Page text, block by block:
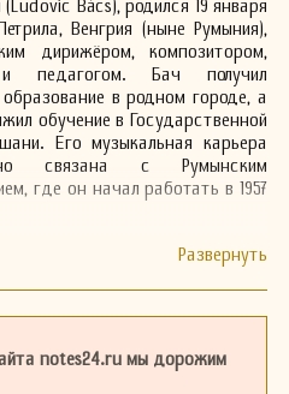
Bács), родился 19 января
Венгрия (ныне Румыния),
дирижёром, композитором,
и педагогом. Бач получил
в родном городе, а
обучение в Государственной
Его музыкальная карьера
связана с Румынским
где он начал работать в 1957
и композиторские достижения,
2015 года в Бухаресте .
notes24.ru мы дорожим